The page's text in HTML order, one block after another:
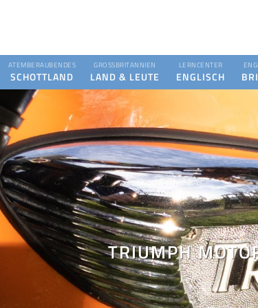
ATEMBERAUBENDES
SCHOTTLAND
GROSSBRITANNIEN
LAND & LEUTE
LERNCENTER
ENGLISCH
TRIUMPH